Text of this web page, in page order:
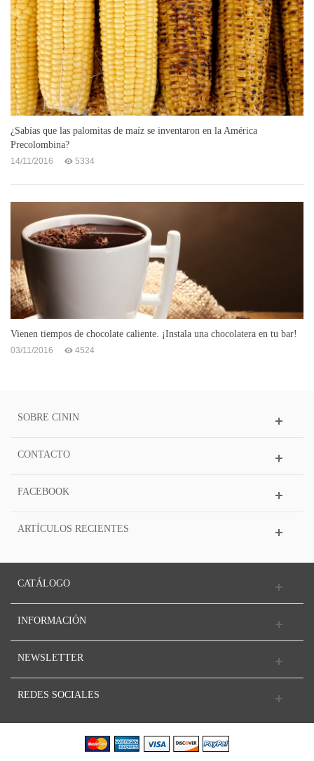
¿Sabías que las palomitas de maíz se inventaron en la América
Precolombina?
14/11/2016 5334
Vienen tiempos de chocolate caliente. ¡Instala una chocolatera en tu bar!
03/11/2016 4524
SOBRE CININ
CONTACTO
FACEBOOK
ARTÍCULOS RECIENTES
CATÁLOGO
INFORMACIÓN
NEWSLETTER
REDES SOCIALES